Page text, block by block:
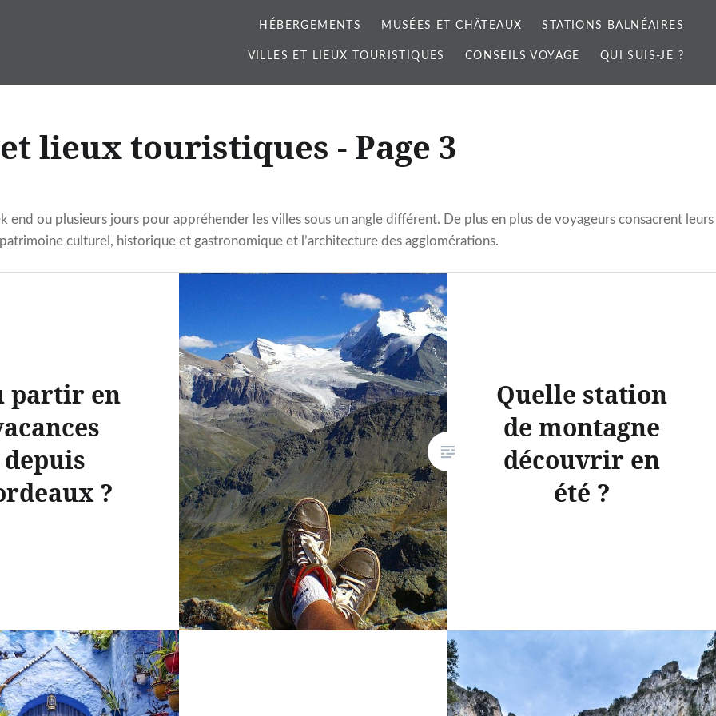
HÉBERGEMENTS MUSÉES ET CHÂTEAUX STATIONS BALNÉAIRES
VILLES ET LIEUX TOURISTIQUES CONSEILS VOYAGE QUI SUIS-JE ?
lieux touristiques - Page 3
ou plusieurs jours pour appréhender les villes sous un angle différent. De plus en plus de voyageurs consacrent leurs
culturel, historique et gastronomique et l’architecture des agglomérations.
partir en
depuis
?
Quelle station
de montagne
découvrir en
été ?